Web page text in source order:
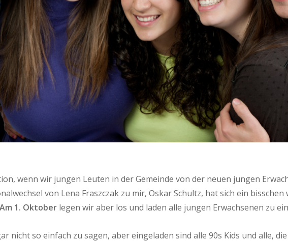
wenn wir jungen Leuten in der Gemeinde von der neuen jungen
von Lena Fraszczak zu mir, Oskar Schultz, hat sich ein bisschen
Am 1. Oktober legen wir aber los und laden alle jungen Erwachsenen zu
nicht so einfach zu sagen, aber eingeladen sind alle 90s Kids und alle,